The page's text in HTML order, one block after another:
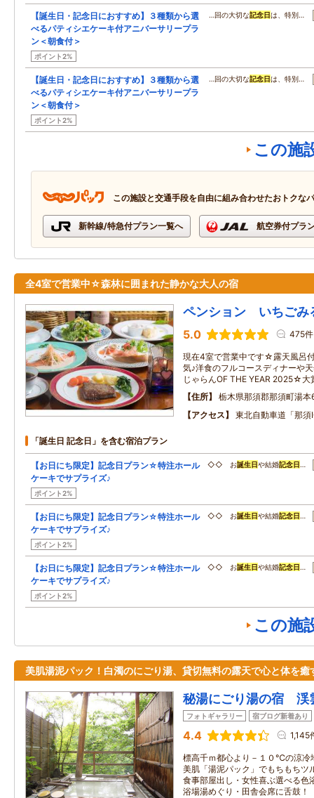
【誕生日・記念日におすすめ】３種類から選
べるパティシエケーキ付アニバーサリープラ
ン＜朝食付＞
ポイント2%
…回の大切な記念日は、特別…
【誕生日・記念日におすすめ】３種類から選
べるパティシエケーキ付アニバーサリープラ
ン＜朝食付＞
ポイント2%
…回の大切な記念日は、特別…
この施
この施設と交通手段を自由に組み合わせたおトクな
新幹線/特急付プラン一覧へ 航空券付プラ
全4室で営業中☆森林に囲まれた静かな大人の宿
ペンション いちごみ
5.0 475件
現在4室で営業中です☆露天風呂
気♪洋食のフルコースディナーや
じゃらんOF THE YEAR 2025☆大
住所
栃木県那須郡那須町湯
アクセス
東北自動車道「那須
「誕生日 記念日」を含む宿泊プラン
【お日にち限定】記念日プラン☆特注ホール
ケーキでサプライズ♪
ポイント2%
◇◇ お誕生日や結婚記念日 …
【お日にち限定】記念日プラン☆特注ホール
ケーキでサプライズ♪
ポイント2%
◇◇ お誕生日や結婚記念日 …
【お日にち限定】記念日プラン☆特注ホール
ケーキでサプライズ♪
ポイント2%
◇◇ お誕生日や結婚記念日 …
この施
美肌湯泥パック！白濁のにごり湯、貸切無料の露天で心と体を癒
秘湯にごり湯の宿 渓
フォトギャラリー 宿ブログ新着あり
4.4 1,145
標高千ｍ都心より－１０℃の涼冷
美肌「湯泥パック」でもちもちツ
食事部屋出し・女性喜ぶ選べる色
浴場湯めぐり・田舎会席に舌鼓！